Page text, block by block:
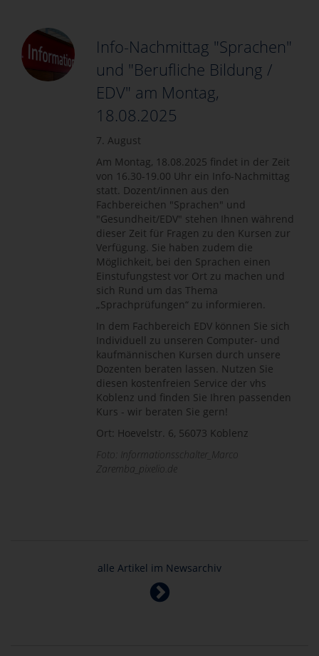
Info-Nachmittag "Sprachen"
und "Berufliche Bildung /
EDV" am Montag,
18.08.2025
7. August
Am Montag, 18.08.2025 findet in der Zeit
von 16.30-19.00 Uhr ein Info-Nachmittag
statt. Dozent/innen aus den
Fachbereichen "Sprachen" und
"Gesundheit/EDV" stehen Ihnen während
dieser Zeit für Fragen zu den Kursen zur
Verfügung. Sie haben zudem die
Möglichkeit, bei den Sprachen einen
Einstufungstest vor Ort zu machen und
sich Rund um das Thema
„Sprachprüfungen“ zu informieren.
In dem Fachbereich EDV können Sie sich
Individuell zu unseren Computer- und
kaufmännischen Kursen durch unsere
Dozenten beraten lassen. Nutzen Sie
diesen kostenfreien Service der vhs
Koblenz und finden Sie Ihren passenden
Kurs - wir beraten Sie gern!
Ort: Hoevelstr. 6, 56073 Koblenz
Foto: Informationsschalter_Marco
Zaremba_pixelio.de
alle Artikel im Newsarchiv